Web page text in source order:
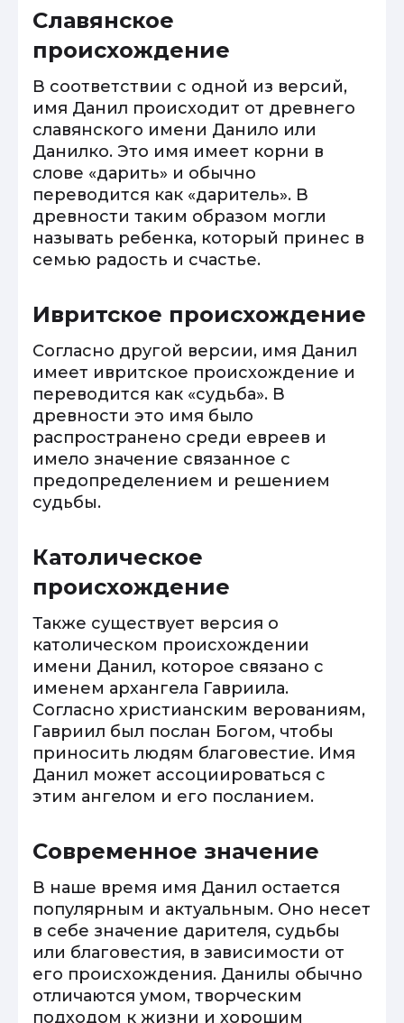
Славянское
происхождение
В соответствии с одной из версий,
имя Данил происходит от древнего
славянского имени Данило или
Данилко. Это имя имеет корни в
слове «дарить» и обычно
переводится как «даритель». В
древности таким образом могли
называть ребенка, который принес в
семью радость и счастье.
Ивритское происхождение
Согласно другой версии, имя Данил
имеет ивритское происхождение и
переводится как «судьба». В
древности это имя было
распространено среди евреев и
имело значение связанное с
предопределением и решением
судьбы.
Католическое
происхождение
Также существует версия о
католическом происхождении
имени Данил, которое связано с
именем архангела Гавриила.
Согласно христианским верованиям,
Гавриил был послан Богом, чтобы
приносить людям благовестие. Имя
Данил может ассоциироваться с
этим ангелом и его посланием.
Современное значение
В наше время имя Данил остается
популярным и актуальным. Оно несет
в себе значение дарителя, судьбы
или благовестия, в зависимости от
его происхождения. Данилы обычно
отличаются умом, творческим
подходом к жизни и хорошим